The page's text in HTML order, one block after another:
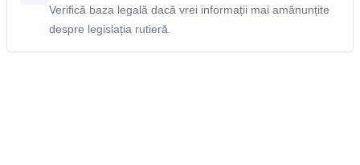
Verifică baza legală dacă vrei informații mai amănunțite
despre legislația rutieră.